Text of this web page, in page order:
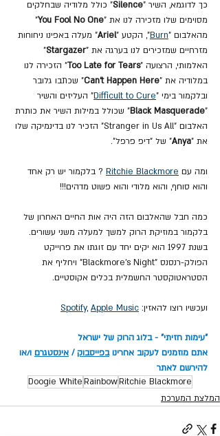
כך לדוגמא, השיר "Silence" כולל מלודיה שבחלקים
מסוימים שלו מזכירה לנו את "You Fool No One
"
מהאלבום "Burn", הקטע "Ariel" מעלה באפינו ניחוחות
מזרחיים שמזכירים לנו בערגה את "Stargazer
"
האלמותי, הרצועה "Too Late for Tears" הזכירה לנו
במלודיה את "Can't Happen Here" שכתבו גלובר
ובלקמור בימי "Difficult to Cure" העליזים והשיר
"
Black Masquerade" שכולל במילות השיר את כותרת
האלבום "Stranger in Us All" הזכיר לנו בדינמיקה שלו
את "Anya" של "דיפ פרפל".
ומה עם Ritchie Blackmore ? בלקמור יש רק אחד
והוא סוחף, והוא מלודי והוא פשוט מדהים!!!
כמה חבל שהאלבום הזה היה אות החיים האחרון של
בלקמור במוזיקת הרוק למשך למעלה משני עשורים.
בשנת 1997 הוא יקים יחד עם זוגתו את פרוייקט
הפולק-רנסנס "Blackmore's Night" ויחליף את
הסטראטוקסטר החשמלית בכלים אקוסטיים.
ועכשיו רוצו להאזין: Spotify, Apple Music
"עימות חזיתי" - בלוג הרוק של ישראל
אתם מוזמנים לעקוב אחרינו בפייסבוק / אינסטגרם ו/או
להירשם לאתר
Ritchie Blackmore
Rainbow
Doogie White
המלצת המערכת